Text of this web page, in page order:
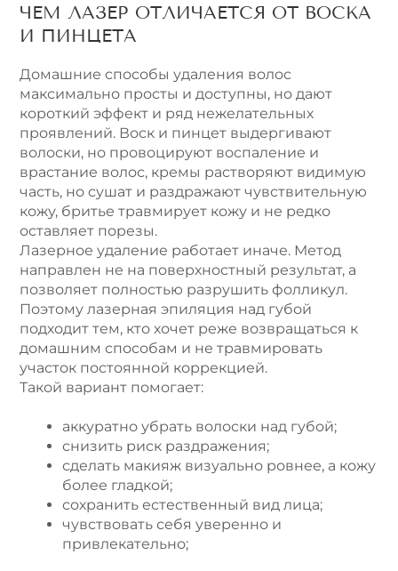
ЧЕМ ЛАЗЕР ОТЛИЧАЕТСЯ ОТ ВОСКА
И ПИНЦЕТА
Домашние способы удаления волос
максимально просты и доступны, но дают
короткий эффект и ряд нежелательных
проявлений. Воск и пинцет выдергивают
волоски, но провоцируют воспаление и
врастание волос, кремы растворяют видимую
часть, но сушат и раздражают чувствительную
кожу, бритье травмирует кожу и не редко
оставляет порезы.
Лазерное удаление работает иначе. Метод
направлен не на поверхностный результат, а
позволяет полностью разрушить фолликул.
Поэтому лазерная эпиляция над губой
подходит тем, кто хочет реже возвращаться к
домашним способам и не травмировать
участок постоянной коррекцией.
Такой вариант помогает:
аккуратно убрать волоски над губой;
снизить риск раздражения;
сделать макияж визуально ровнее, а кожу
более гладкой;
сохранить естественный вид лица;
чувствовать себя уверенно и
привлекательно;